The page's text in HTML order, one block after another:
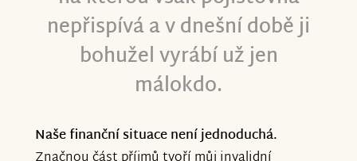
nepřispívá a v dnešní době ji
bohužel vyrábí už jen
málokdo.
Naše finanční situace není jednoduchá.